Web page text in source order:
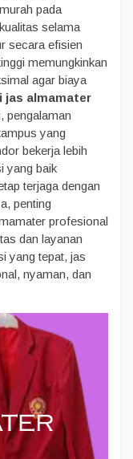
pada
selama
secara efisien
memungkinkan
agar biaya
jas almamater
pengalaman
yang
bekerja lebih
yang baik
terjaga dengan
penting
profesional
dan layanan
yang tepat, jas
nyaman, dan